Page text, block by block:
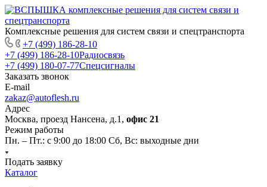
Комплексные решения для систем связи и спецтранспорта
+7 (499) 186-28-10
+7 (499) 186-28-10Радиосвязь
+7 (499) 180-07-77Спецсигналы
Заказать звонок
E-mail
zakaz@autoflesh.ru
Адрес
Москва, проезд Нансена, д.1, офис 21
Режим работы
Пн. – Пт.: с 9:00 до 18:00 Cб, Вс: выходные дни
Подать заявку
Каталог